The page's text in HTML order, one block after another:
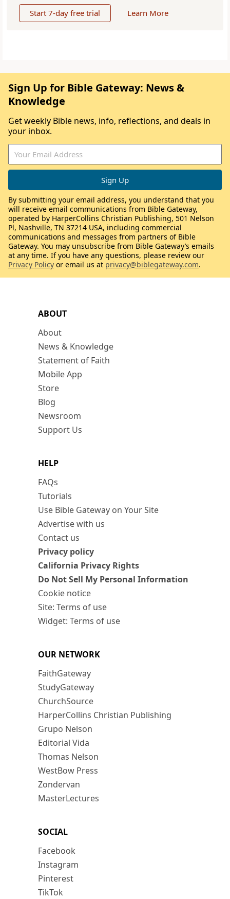
Start 7-day free trial Learn More
ABOUT
About
News & Knowledge
Statement of Faith
Mobile App
Store
Blog
Newsroom
Support Us
HELP
FAQs
Tutorials
Use Bible Gateway on Your Site
Advertise with us
Contact us
Privacy policy
California Privacy Rights
Do Not Sell My Personal Information
Cookie notice
Site: Terms of use
Widget: Terms of use
OUR NETWORK
FaithGateway
StudyGateway
ChurchSource
HarperCollins Christian Publishing
Grupo Nelson
Editorial Vida
Thomas Nelson
WestBow Press
Zondervan
MasterLectures
SOCIAL
Facebook
Instagram
Pinterest
TikTok
Sign Up for Bible Gateway: News &
Knowledge
Get weekly Bible news, info, reflections, and deals in
your inbox.
By submitting your email address, you understand that you
will receive email communications from Bible Gateway,
operated by HarperCollins Christian Publishing, 501 Nelson
Pl, Nashville, TN 37214 USA, including commercial
communications and messages from partners of Bible
Gateway. You may unsubscribe from Bible Gateway’s emails
at any time. If you have any questions, please review our
Privacy Policy or email us at privacy@biblegateway.com.